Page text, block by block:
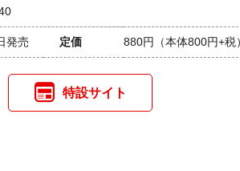
発売 定価 880円 （本体800円+税
特設サイト